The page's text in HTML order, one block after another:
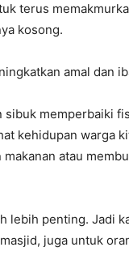
terus
kosong.
amal dan
memperbaiki
kehidupan warga
atau
lebih penting. Jadi
juga untuk